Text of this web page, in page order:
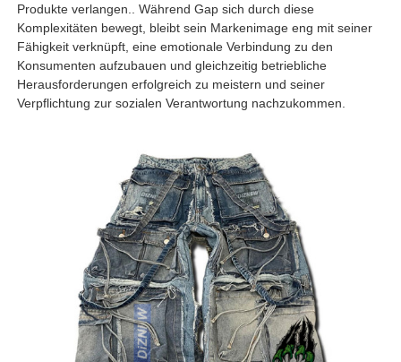
Produkte verlangen.
. Während Gap sich durch diese
Komplexitäten bewegt, bleibt sein Markenimage eng mit seiner
Fähigkeit verknüpft, eine emotionale Verbindung zu den
Konsumenten aufzubauen und gleichzeitig betriebliche
Herausforderungen erfolgreich zu meistern und seiner
Verpflichtung zur sozialen Verantwortung nachzukommen.